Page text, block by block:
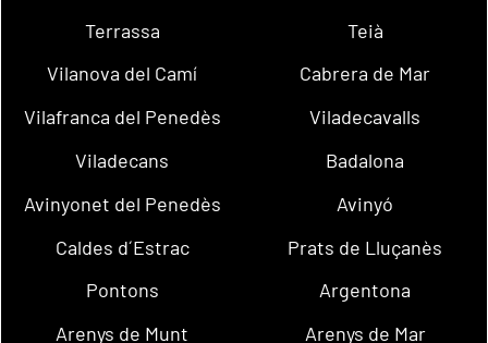
Terrassa
Teià
Vilanova del Camí
Cabrera de Mar
Vilafranca del Penedès
Viladecavalls
Viladecans
Badalona
Avinyonet del Penedès
Avinyó
Caldes d´Estrac
Prats de Lluçanès
Pontons
Argentona
Arenys de Munt
Arenys de Mar